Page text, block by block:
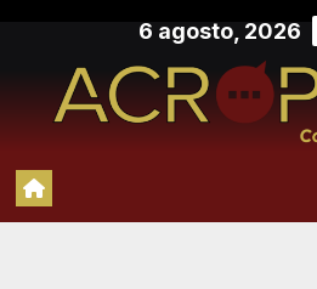
contenido
6 agosto, 2026